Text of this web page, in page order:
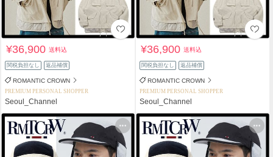
¥36,900送料込
関税負担なし 返品補償
ROMANTIC CROWN
PREMIUM PERSONAL SHOPPER
Seoul_Channel
¥36,900送料込
関税負担なし 返品補償
ROMANTIC CROWN
PREMIUM PERSONAL SHOPPER
Seoul_Channel